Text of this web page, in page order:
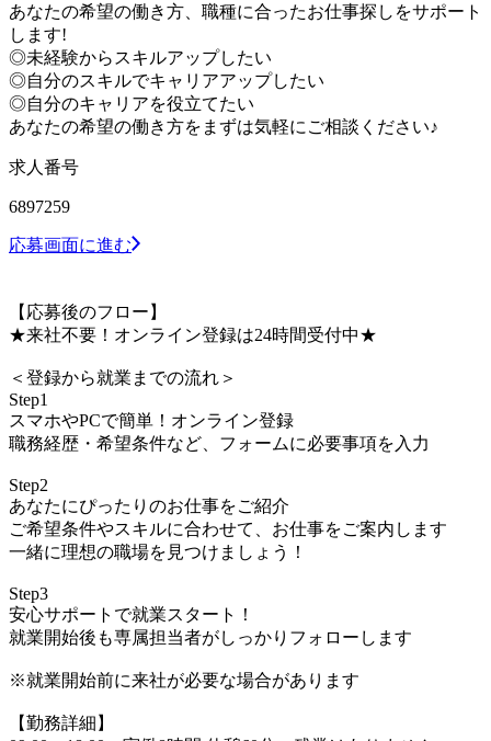
あなたの希望の働き方、職種に合ったお仕事探しをサポート
します!
◎未経験からスキルアップしたい
◎自分のスキルでキャリアアップしたい
◎自分のキャリアを役立てたい
あなたの希望の働き方をまずは気軽にご相談ください♪
求人番号
6897259
応募画面に進む
【応募後のフロー】
★来社不要！オンライン登録は24時間受付中★
＜登録から就業までの流れ＞
Step1
スマホやPCで簡単！オンライン登録
職務経歴・希望条件など、フォームに必要事項を入力
Step2
あなたにぴったりのお仕事をご紹介
ご希望条件やスキルに合わせて、お仕事をご案内します
一緒に理想の職場を見つけましょう！
Step3
安心サポートで就業スタート！
就業開始後も専属担当者がしっかりフォローします
※就業開始前に来社が必要な場合があります
【勤務詳細】